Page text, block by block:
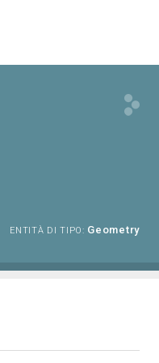
ENTITÀ DI TIPO: Geometry